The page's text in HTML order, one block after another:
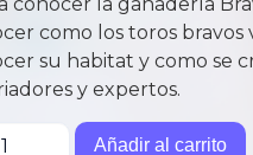
como los toros bravos
su habitat y como se
y expertos.
Añadir al carrito